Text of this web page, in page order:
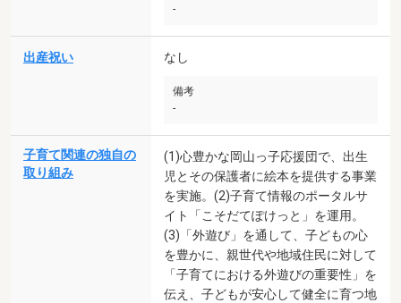
-
出産祝い なし
備考
-
子育て関連の独自の
取り組み
(1)心豊かな岡山っ子応援団で、出生
児とその保護者に絵本を提供する事業
を実施。(2)子育て情報のポータルサ
イト「こそだてぽけっと」を運用。
(3)「外遊び」を通して、子どもの心
を豊かに、親世代や地域住民に対して
「子育てにおける外遊びの重要性」を
伝え、子どもが安心して健全に育つ地